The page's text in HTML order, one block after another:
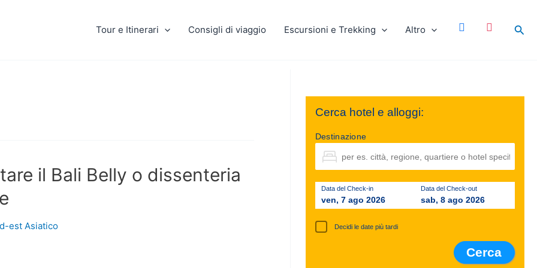
Tour e Itinerari Consigli di viaggio Escursioni e Trekking Altro
il Bali Belly o dissenteria
est Asiatico
Cerca hotel e alloggi:
Destinazione
Data del Check-in
ven, 7 ago 2026
Data del Check-out
sab, 8 ago 2026
Decidi le date più tardi